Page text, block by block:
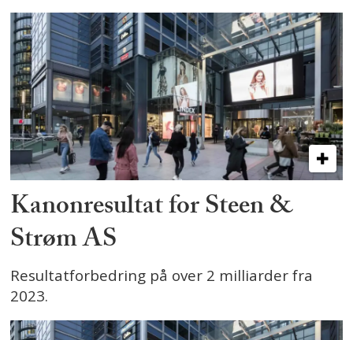
Kanonresultat for Steen &
Strøm AS
Resultatforbedring på over 2 milliarder fra
2023.